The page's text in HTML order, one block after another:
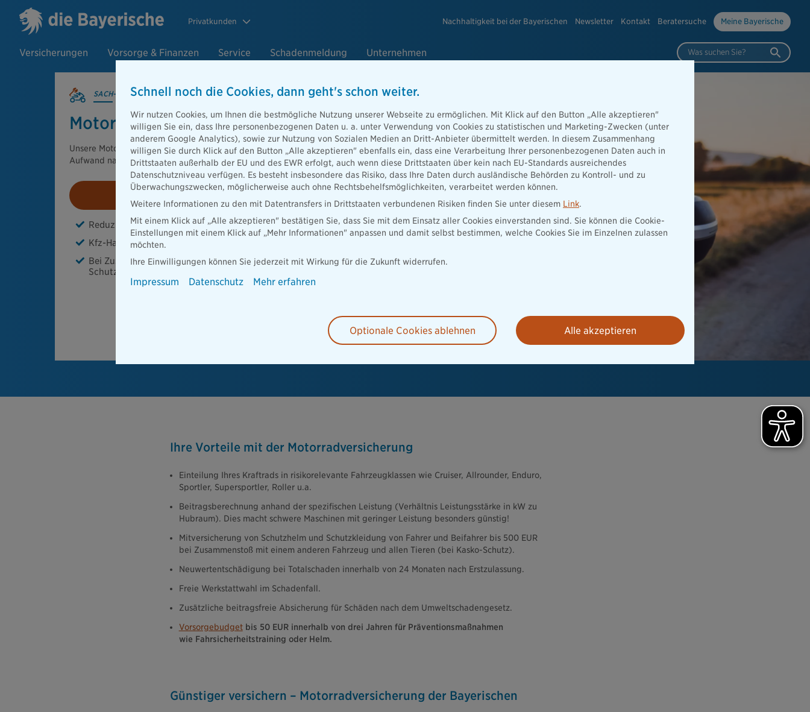
Privatkunden Nachhaltigkeit bei der Bayerischen Newsletter Kontakt Beratersuche Meine Bayerische
Versicherungen Vorsorge & Finanzen Service Schadenmeldung Unternehmen Was suchen Sie?
SACH-VERSICHERUNGEN
Motorradversicherung
Unsere Motorradversicherung hilft Ihnen, den finanziellen
Aufwand nach einem Schaden gering zu halten.
Jetzt berechnen!
Reduzierte Beiträge für bestimmte Fahrzeugklassen
Kfz-Haftpflichtschäden bis 100 Mio. Euro
Bei Zusammenstoß Mitversicherung von Helm und
Schutzkleidung
Ihre Vorteile mit der Motorradversicherung
Einteilung Ihres Kraftrads in risikorelevante Fahrzeugklassen wie Cruiser, Allrounder, Enduro,
Sportler, Supersportler, Roller u.a.
Beitragsberechnung anhand der spezifischen Leistung (Verhältnis Leistungsstärke in kW zu
Hubraum). Dies macht schwere Maschinen mit geringer Leistung besonders günstig!
Mitversicherung von Schutzhelm und Schutzkleidung von Fahrer und Beifahrer bis 500 EUR
bei Zusammenstoß mit einem anderen Fahrzeug und allen Tieren (bei Kasko-Schutz).
Neuwertentschädigung bei Totalschaden innerhalb von 24 Monaten nach Erstzulassung.
Freie Werkstattwahl im Schadenfall.
Zusätzliche beitragsfreie Absicherung für Schäden nach dem Umweltschadengesetz.
Vorsorgebudgetbis 50 EUR innerhalb von drei Jahren für Präventionsmaßnahmen
wie Fahrsicherheitstraining oder Helm.
Günstiger versichern – Motorradversicherung der Bayerischen
Schnell noch die Cookies, dann geht's schon weiter.
Wir nutzen Cookies, um Ihnen die bestmögliche Nutzung unserer Webseite zu ermöglichen. Mit Klick auf den Button „Alle akzeptieren"
willigen Sie ein, dass Ihre personenbezogenen Daten u. a. unter Verwendung von Cookies zu statistischen und Marketing-Zwecken (unter
anderem Google Analytics), sowie zur Nutzung von Sozialen Medien an Dritt-Anbieter übermittelt werden. In diesem Zusammenhang
willigen Sie durch Klick auf den Button „Alle akzeptieren" ebenfalls ein, dass eine Verarbeitung Ihrer personenbezogenen Daten auch in
Drittstaaten außerhalb der EU und des EWR erfolgt, auch wenn diese Drittstaaten über kein nach EU-Standards ausreichendes
Datenschutzniveau verfügen. Es besteht insbesondere das Risiko, dass Ihre Daten durch ausländische Behörden zu Kontroll- und zu
Überwachungszwecken, möglicherweise auch ohne Rechtsbehelfsmöglichkeiten, verarbeitet werden können.
Weitere Informationen zu den mit Datentransfers in Drittstaaten verbundenen Risiken finden Sie unter diesem Link.
Mit einem Klick auf „Alle akzeptieren" bestätigen Sie, dass Sie mit dem Einsatz aller Cookies einverstanden sind. Sie können die Cookie-
Einstellungen mit einem Klick auf „Mehr Informationen" anpassen und damit selbst bestimmen, welche Cookies Sie im Einzelnen zulassen
möchten.
Ihre Einwilligungen können Sie jederzeit mit Wirkung für die Zukunft widerrufen.
Impressum Datenschutz Mehr erfahren
Optionale Cookies ablehnen Alle akzeptieren